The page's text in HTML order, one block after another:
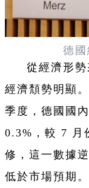
德國
從經濟形
經濟頽勢明顯
季度，德國國
0.3%，較 7 月
修，這一數據
低於市場預期。